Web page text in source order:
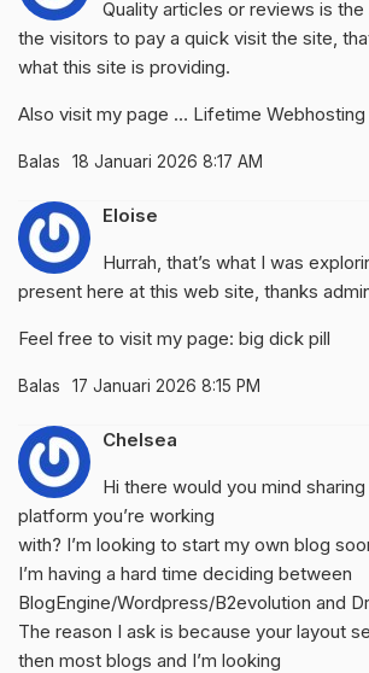
Quality articles or reviews is
the visitors to pay a quick visit the site,
what this site is providing.
Also visit my page … Lifetime Webhosting
Balas 18 Januari 2026 8:17 AM
Eloise
Hurrah, that’s what I was
present here at this web site, thanks
Feel free to visit my page: big dick pill
Balas 17 Januari 2026 8:15 PM
Chelsea
Hi there would you mind
platform you’re working
with? I’m looking to start my own blog
I’m having a hard time deciding between
BlogEngine/Wordpress/B2evolution and
The reason I ask is because your layout
then most blogs and I’m looking